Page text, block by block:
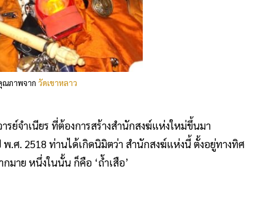
ณภาพจาก วัดเขาหลาว
รย์จำเนียร ที่ต้องการสร้างสำนักสงฆ์แห่งใหม่ขึ้นมา
.ศ. 2518 ท่านได้เกิดนิมิตว่า สำนักสงฆ์แห่งนี้ ตั้งอยู่ทางทิศ
มาย หนึ่งในนั้น ก็คือ ‘ถ้ำเสือ’